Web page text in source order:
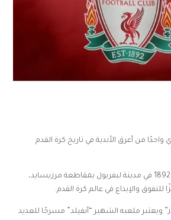
واحدًا من أعرق الأندية في تاريخ كرة القدم
تأسس نادي ليفربول عام 1892 في مدينة ليفربول بمقاطعة مرزيسايد،
والإبداع في عالم كرة القدم.
ويعتبر ملعبه الشهير “أنفيلد” مسرحًا للعديد